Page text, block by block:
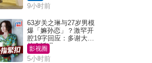
9小时前
63岁关之琳与27岁男模
爆「嫲孙恋」？激罕开
腔19字回应：多谢大家
挂念近况
影视圈
5小时前